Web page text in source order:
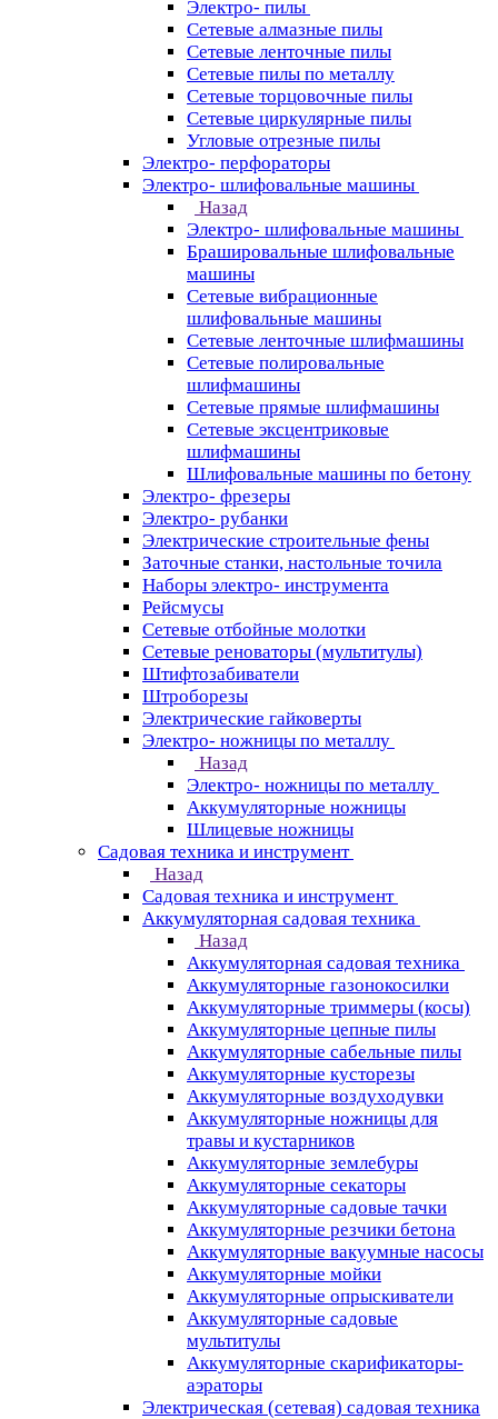
Электро- пилы
Сетевые алмазные пилы
Сетевые ленточные пилы
Сетевые пилы по металлу
Сетевые торцовочные пилы
Сетевые циркулярные пилы
Угловые отрезные пилы
Электро- перфораторы
Электро- шлифовальные машины
Назад
Электро- шлифовальные машины
Брашировальные шлифовальные
машины
Сетевые вибрационные
шлифовальные машины
Сетевые ленточные шлифмашины
Сетевые полировальные
шлифмашины
Сетевые прямые шлифмашины
Сетевые эксцентриковые
шлифмашины
Шлифовальные машины по бетону
Электро- фрезеры
Электро- рубанки
Электрические строительные фены
Заточные станки, настольные точила
Наборы электро- инструмента
Рейсмусы
Сетевые отбойные молотки
Сетевые реноваторы (мультитулы)
Штифтозабиватели
Штроборезы
Электрические гайковерты
Электро- ножницы по металлу
Назад
Электро- ножницы по металлу
Аккумуляторные ножницы
Шлицевые ножницы
Cадовая техника и инструмент
Назад
Cадовая техника и инструмент
Аккумуляторная садовая техника
Назад
Аккумуляторная садовая техника
Аккумуляторные газонокосилки
Аккумуляторные триммеры (косы)
Аккумуляторные цепные пилы
Аккумуляторные сабельные пилы
Аккумуляторные кусторезы
Аккумуляторные воздуходувки
Аккумуляторные ножницы для
травы и кустарников
Аккумуляторные землебуры
Аккумуляторные секаторы
Аккумуляторные садовые тачки
Аккумуляторные резчики бетона
Аккумуляторные вакуумные насосы
Аккумуляторные мойки
Аккумуляторные опрыскиватели
Аккумуляторные садовые
мультитулы
Аккумуляторные скарификаторы-
аэраторы
Электрическая (сетевая) садовая техника